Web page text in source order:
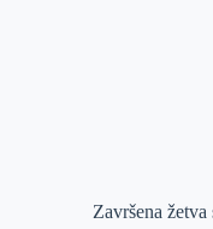
Završena